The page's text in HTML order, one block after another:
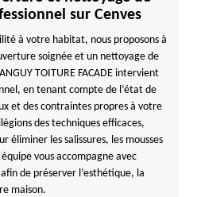
sur Cenves
à votre habitat, nous proposons à
soignée et un nettoyage de
TOITURE FACADE intervient
en tenant compte de l’état de
et des contraintes propres à votre
des techniques efficaces,
éliminer les salissures, les mousses
vous accompagne avec
de préserver l’esthétique, la
maison.